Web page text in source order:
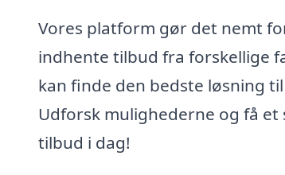
Vores platform gør det nemt
indhente tilbud fra forskellige
kan finde den bedste løsning
Udforsk mulighederne og få
tilbud i dag!